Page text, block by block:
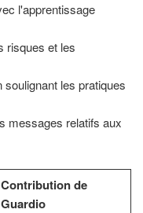
l'apprentissage
risques et les
les pratiques
messages relatifs aux
Contribution de
Guardio